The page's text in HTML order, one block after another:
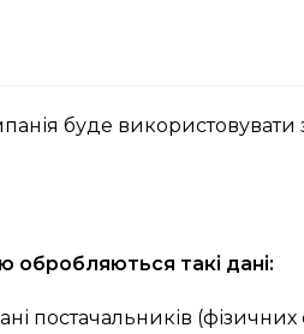
буде використовувати
обробляються такі дані:
(фізичних